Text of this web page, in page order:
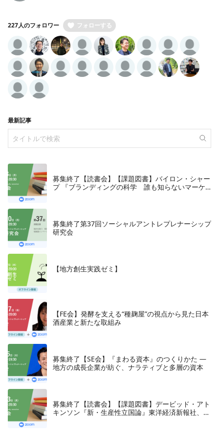
227人のフォロワー フォローする
最新記事
募集終了【読書会】【課題図書】バイロン・シャー
プ 『ブランディングの科学 誰も知らないマーケ
募集終了第37回ソーシャルアントレプレナーシップ
研究会
【地方創生実践ゼミ】
【FE会】発酵を支える“種麹屋”の視点から見た日本
酒産業と新たな取組み
募集終了【SE会】『まわる資本』のつくりかた —
地方の成長企業が紡ぐ、ナラティブと多層の資本
募集終了【読書会】【課題図書】デービッド・アト
キンソン『新・生産性立国論』東洋経済新報社、